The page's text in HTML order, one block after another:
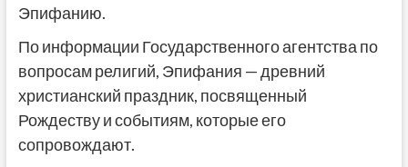
Эпифанию.
По информации Государственного агентства по
вопросам религий, Эпифания — древний
христианский праздник, посвященный
Рождеству и событиям, которые его
сопровождают.